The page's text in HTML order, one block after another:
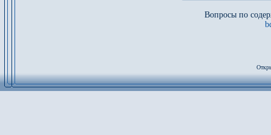
Вопросы по